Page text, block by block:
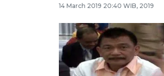
14 March 2019 20:40 WIB, 2019